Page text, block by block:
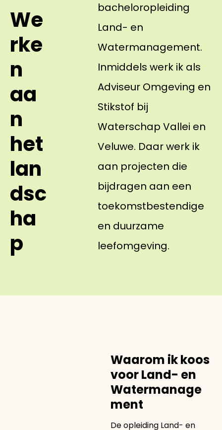
We
rke
n
aa
n
het
lan
dsc
ha
p
bacheloropleiding
Land- en
Watermanagement.
Inmiddels werk ik als
Adviseur Omgeving en
Stikstof bij
Waterschap Vallei en
Veluwe. Daar werk ik
aan projecten die
bijdragen aan een
toekomstbestendige
en duurzame
leefomgeving.
Waarom ik koos
voor Land- en
Watermanage
ment
De opleiding Land- en